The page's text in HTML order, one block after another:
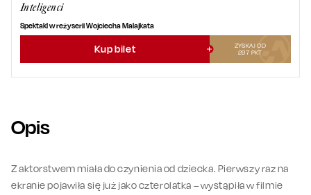
Inteligenci
Spektakl w reżyserii Wojciecha Malajkata
Kup bilet
ZYSKAJ OD
297 PKT
Opis
Z aktorstwem miała do czynienia od dziecka. Pierwszy raz na
ekranie pojawiła się już jako czterolatka – wystąpiła w filmie